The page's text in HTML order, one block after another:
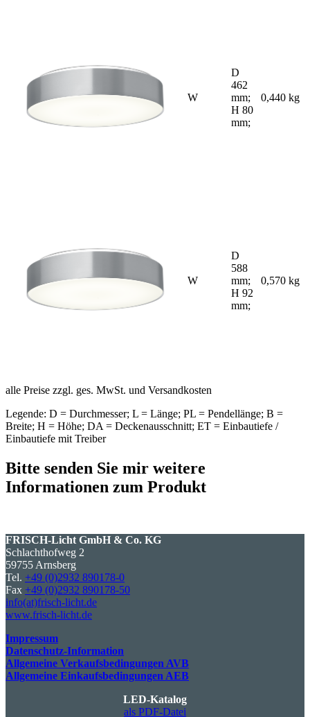
W
D
462
mm;
H 80
mm;
0,440 kg
W
D
588
mm;
H 92
mm;
0,570 kg
alle Preise zzgl. ges. MwSt. und Versandkosten
Legende: D = Durchmesser; L = Länge; PL = Pendellänge; B =
Breite; H = Höhe; DA = Deckenausschnitt; ET = Einbautiefe /
Einbautiefe mit Treiber
Bitte senden Sie mir weitere
Informationen zum Produkt
FRISCH-Licht GmbH & Co. KG
Schlachthofweg 2
59755 Arnsberg
Tel. +49 (0)2932 890178-0
Fax +49 (0)2932 890178-50
info(at)frisch-licht.de
www.frisch-licht.de
Impressum
Datenschutz-Information
Allgemeine Verkaufsbedingungen AVB
Allgemeine Einkaufsbedingungen AEB
LED-Katalog
als PDF-Datei